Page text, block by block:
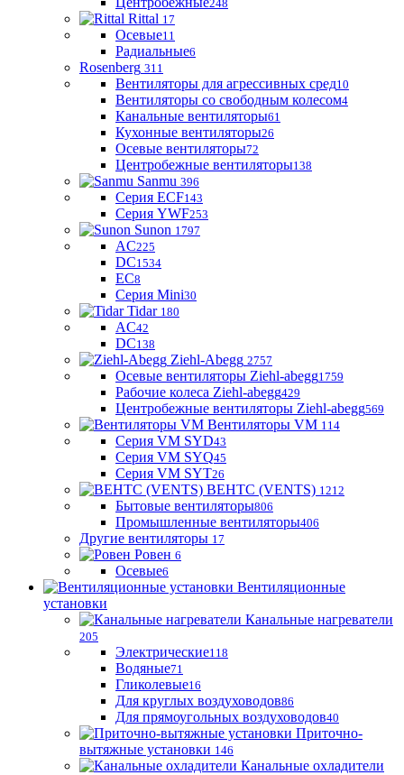
248
Rittal 17
Осевые11
Радиальные6
Rosenberg 311
Вентиляторы для агрессивных сред10
Вентиляторы со свободным колесом4
Канальные вентиляторы61
Кухонные вентиляторы26
Осевые вентиляторы72
Центробежные вентиляторы138
Sanmu 396
Серия ECF143
Серия YWF253
Sunon 1797
AC225
DC1534
EC8
Серия Mini30
Tidar 180
AC42
DC138
Ziehl-Abegg 2757
Осевые вентиляторы Ziehl-abegg1759
Рабочие колеса Ziehl-abegg429
Центробежные вентиляторы Ziehl-abegg569
Вентиляторы VM 114
Серия VM SYD43
Серия VM SYQ45
Серия VM SYT26
ВЕНТС (VENTS) 1212
Бытовые вентиляторы806
Промышленные вентиляторы406
Другие вентиляторы 17
Ровен 6
Осевые6
Вентиляционные
установки
Канальные нагреватели
205
Электрические118
Водяные71
Гликолевые16
Для круглых воздуховодов86
Для прямоугольных воздуховодов40
Приточно-
вытяжные установки 146
Канальные охладители